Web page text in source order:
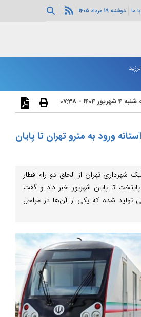
ما دوشنبه 19 مرداد 1405
1404 - 07:38
ورود به مترو تهران تا پایان
شهرداری تهران از الحاق دو رام قطار
تا پایان شهریور خبر داد و گفت
تولید شده که یکی از آن‌ها در مراحل